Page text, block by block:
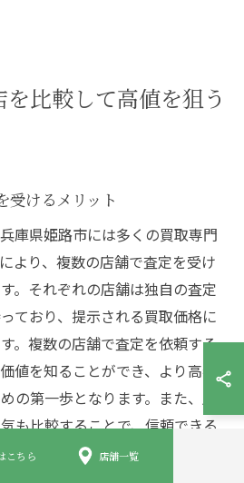
比較して高値を狙う
受けるメリット
庫県姫路市には多くの買取専門
より、複数の店舗で査定を受け
。それぞれの店舗は独自の査定
ており、提示される買取価格に
。複数の店舗で査定を依頼する
値を知ることができ、より高額
の第一歩となります。また、店
も比較することで、信頼できる
ます。これにより、取引後の満
こちら 店舗一覧